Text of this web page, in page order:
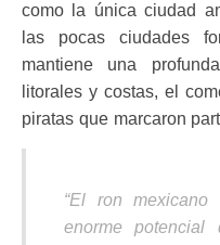
como la única ciudad
las pocas ciudades
mantiene una
litorales y costas, el
piratas que marcaron
“El ron
enorme potencial